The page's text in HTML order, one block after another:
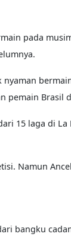
pada
pemain Brasil
15 laga di
Namun
bangku